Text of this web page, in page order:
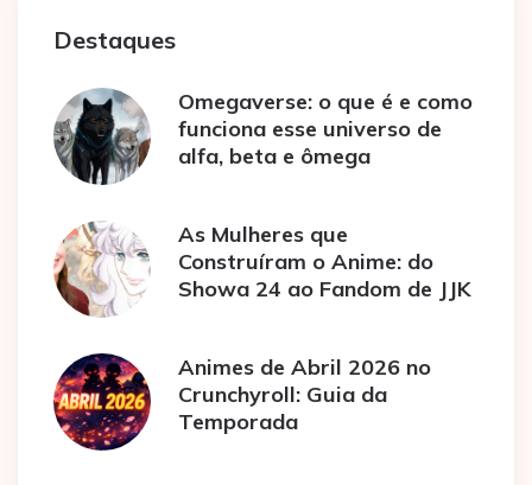
Destaques
Omegaverse: o que é e como
funciona esse universo de
alfa, beta e ômega
As Mulheres que
Construíram o Anime: do
Showa 24 ao Fandom de JJK
Animes de Abril 2026 no
Crunchyroll: Guia da
Temporada